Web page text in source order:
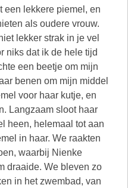
een lekkere piemel, en
als oudere vrouw.
lekker strak in je vel
niks dat ik de hele tijd
een beetje om mijn
benen om mijn middel
voor haar kutje, en
Langzaam sloot haar
heen, helemaal tot aan
in haar. We raakten
waarbij Nienke
draaide. We bleven zo
in het zwembad, van